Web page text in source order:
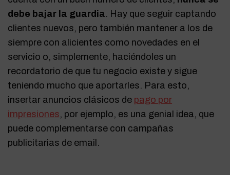
debe bajar la guardia. Hay que seguir captando
clientes nuevos, pero también mantener a los de
siempre con alicientes como novedades en el
servicio o, simplemente, haciéndoles un
recordatorio de que tu negocio existe y sigue
teniendo mucho que aportarles. Para esto,
insertar anuncios clásicos de pago por
impresiones, por ejemplo, es una genial idea, que
puede complementarse con campañas
publicitarias de email.